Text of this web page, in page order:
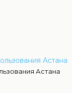
Астана
Астана